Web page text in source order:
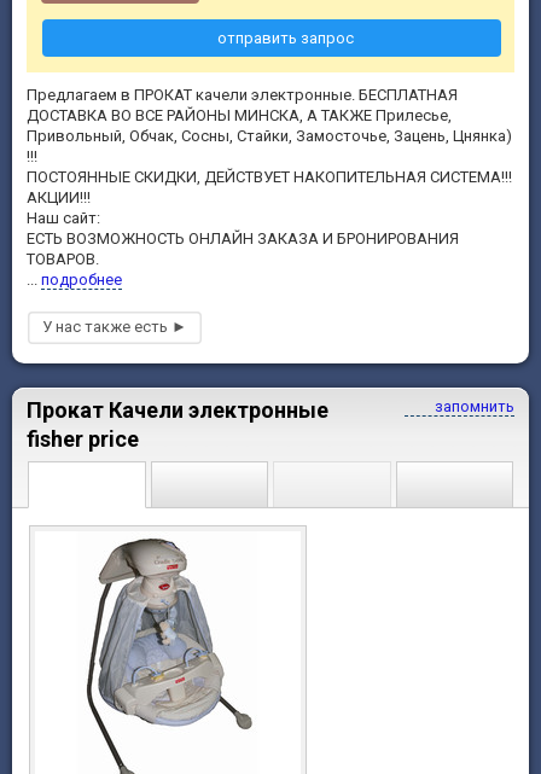
Предлагаем в ПРОКАТ качели электронные. БЕСПЛАТНАЯ
ДОСТАВКА ВО ВСЕ РАЙОНЫ МИНСКА, А ТАКЖЕ Прилесье,
Привольный, Обчак, Сосны, Стайки, Замосточье, Зацень, Цнянка)
!!!
ПОСТОЯННЫЕ СКИДКИ, ДЕЙСТВУЕТ НАКОПИТЕЛЬНАЯ СИСТЕМА!!!
АКЦИИ!!!
Наш сайт:
ЕСТЬ ВОЗМОЖНОСТЬ ОНЛАЙН ЗАКАЗА И БРОНИРОВАНИЯ
ТОВАРОВ.
подробнее
отправить запрос
запомнить
Прокат Качели электронные
fisher price